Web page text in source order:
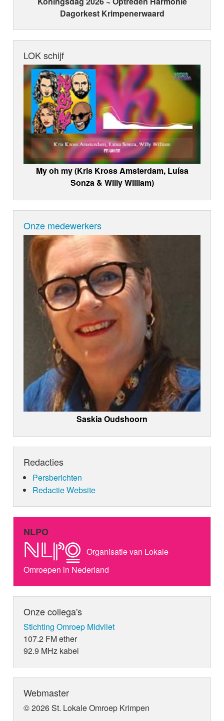
Dagorkest Krimpenerwaard
LOK schijf
My oh my (Kris Kross Amsterdam, Luísa
Sonza & Willy William)
Onze medewerkers
Saskia Oudshoorn
Redacties
Persberichten
Redactie Website
NLPO
Organisatie van Lokale
Omroepen in Nederland
Onze collega's
Stichting Omroep Midvliet
107.2 FM ether
92.9 MHz kabel
Webmaster
© 2026 St. Lokale Omroep Krimpen